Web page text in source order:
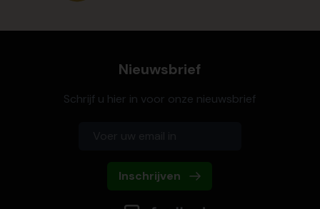
Nieuwsbrief
Schrijf u hier in voor onze nieuwsbrief
Inschrijven